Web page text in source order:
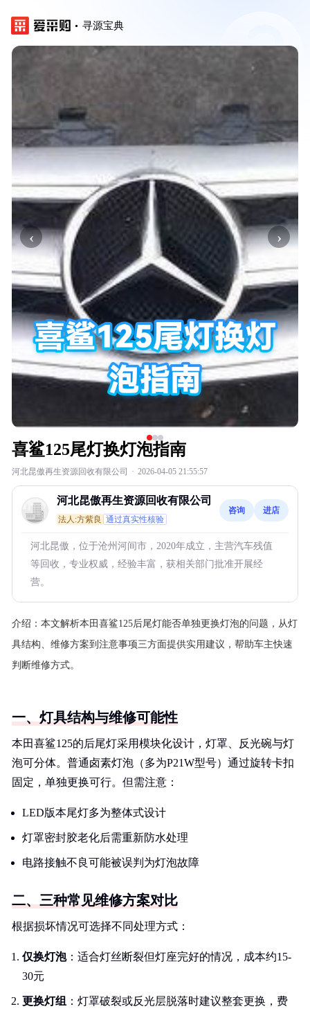
寻源宝典
‹ ›
喜鲨125尾灯换灯泡指南
河北昆傲再生资源回收有限公司 · 2026-04-05 21:55:57
河北昆傲再生资源回收有限公司
法人:方紫良 通过真实性核验
咨询 进店
河北昆傲，位于沧州河间市，2020年成立，主营汽车残值
等回收，专业权威，经验丰富，获相关部门批准开展经
营。
介绍： 本文解析本田喜鲨125后尾灯能否单独更换灯泡的问题，从灯
具结构、维修方案到注意事项三方面提供实用建议，帮助车主快速
判断维修方式。
一、灯具结构与维修可能性
本田喜鲨125的后尾灯采用模块化设计，灯罩、反光碗与灯
泡可分体。普通卤素灯泡（多为P21W型号）通过旋转卡扣
固定，单独更换可行。但需注意：
LED版本尾灯多为整体式设计
灯罩密封胶老化后需重新防水处理
电路接触不良可能被误判为灯泡故障
二、三种常见维修方案对比
根据损坏情况可选择不同处理方式：
仅换灯泡：适合灯丝断裂但灯座完好的情况，成本约15-
30元
更换灯组 ：灯罩破裂或反光层脱落时建议整套更换，费